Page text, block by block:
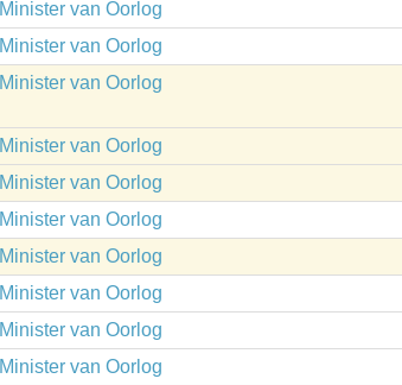
Minister van Oorlog
Minister van Oorlog
Minister van Oorlog
Minister van Oorlog
Minister van Oorlog
Minister van Oorlog
Minister van Oorlog
Minister van Oorlog
Minister van Oorlog
Minister van Oorlog